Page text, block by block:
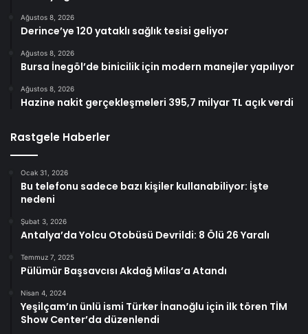
Ağustos 8, 2026
Derince’ye 120 yataklı sağlık tesisi geliyor
Ağustos 8, 2026
Bursa İnegöl’de binicilik için modern manejler yapılıyor
Ağustos 8, 2026
Hazine nakit gerçekleşmeleri 395,7 milyar TL açık verdi
Rastgele Haberler
Ocak 31, 2026
Bu telefonu sadece bazı kişiler kullanabiliyor: İşte
nedeni
Şubat 3, 2026
Antalya’da Yolcu Otobüsü Devrildi: 8 Ölü 26 Yaralı
Temmuz 7, 2025
Pülümür Başsavcısı Akdağ Milas’a Atandı
Nisan 4, 2024
Yeşilçam’ın ünlü ismi Türker İnanoğlu için ilk tören TİM
Show Center’da düzenlendi